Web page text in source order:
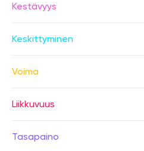
Kestävyys
Keskittyminen
Voima
Liikkuvuus
Tasapaino